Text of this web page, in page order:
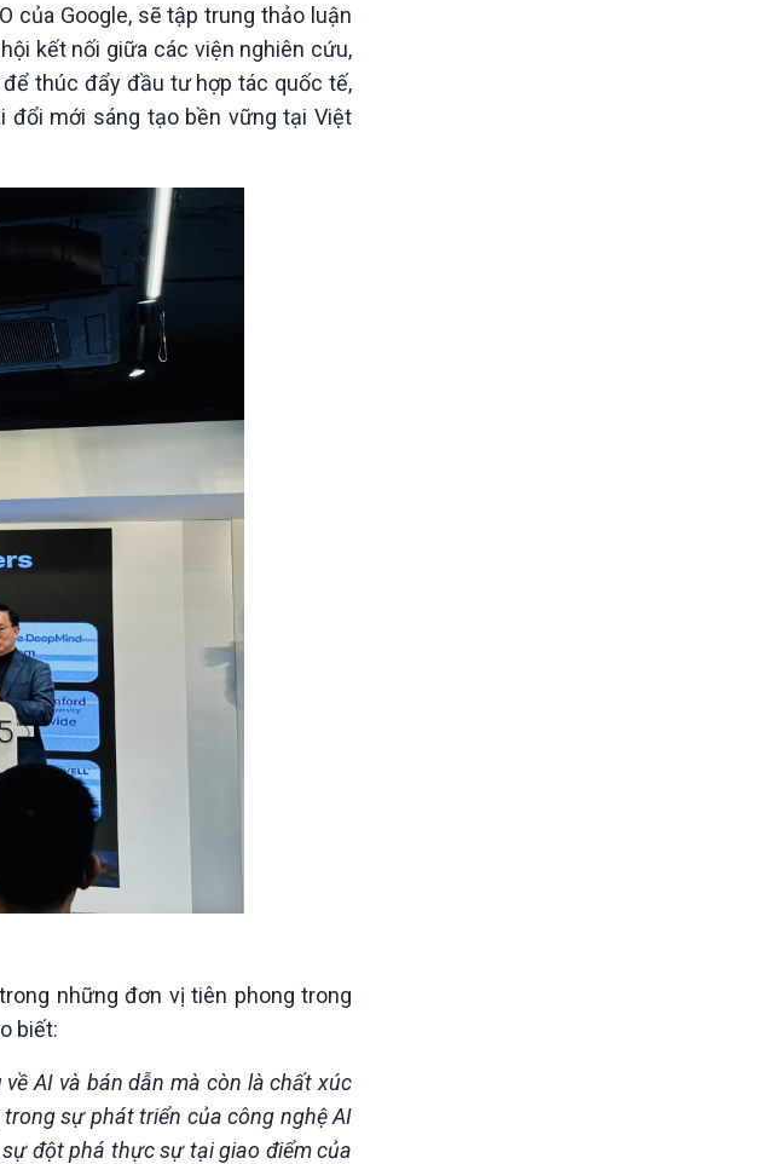
của Google, sẽ tập trung thảo luận
kết nối giữa các viện nghiên cứu,
thúc đẩy đầu tư hợp tác quốc tế,
đổi mới sáng tạo bền vững tại Việt
những đơn vị tiên phong trong
biết:
AI và bán dẫn mà còn là chất xúc
sự phát triển của công nghệ AI
đột phá thực sự tại giao điểm của